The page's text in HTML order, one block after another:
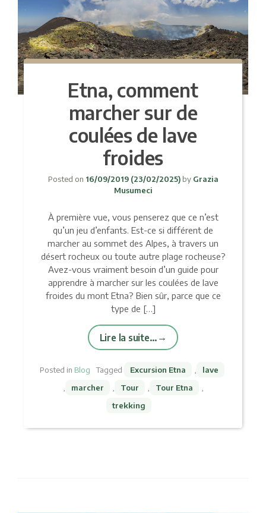
Etna, comment
marcher sur de
coulées de lave
froides
Posted on 16/09/2019(23/02/2025) byGrazia
Musumeci
À première vue, vous penserez que ce n’est
qu’un jeu d’enfants. Est-ce si différent de
marcher au sommet des Alpes, à travers un
désert rocheux ou toute autre plage rocheuse?
Avez-vous vraiment besoin d’un guide pour
apprendre à marcher sur les coulées de lave
froides du mont Etna? Bien sûr, parce que ce
type de […]
Lire la suite…
Posted in Blog Tagged Excursion Etna
lave
marcher Tour Tour Etna
trekking